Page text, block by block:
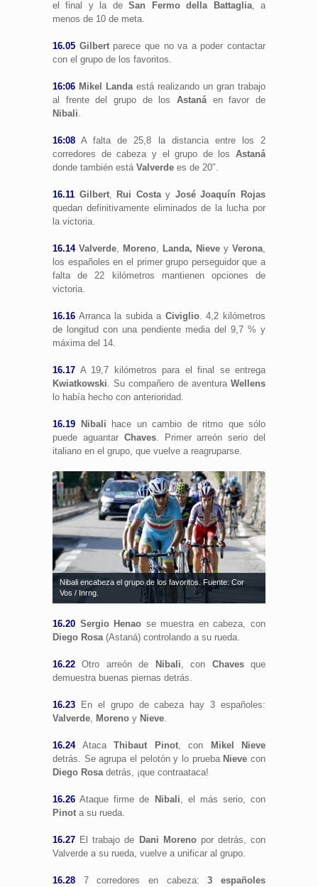
el final y la deSan Fermo della Battaglia, a
menos de 10 de meta.
16.05 Gilbertparece que no va a poder contactar
con el grupo de los favoritos.
16:06 Mikel Landaestá realizando un gran trabajo
al frente del grupo de los Astanáen favor de
Nibali.
16:08 A falta de 25,8 la distancia entre los 2
corredores de cabeza y el grupo de los Astaná
donde también está Valverde es de 20″.
16.11 Gilbert, Rui Costay José Joaquín Rojas
quedan definitivamente eliminados de la lucha por
la victoria.
16.14 Valverde, Moreno, Landa, Nieve y Verona,
los españoles en el primer grupo perseguidor que a
falta de 22 kilómetros mantienen opciones de
victoria.
16.16 Arranca la subida a Civiglio. 4,2 kilómetros
de longitud con una pendiente media del 9,7 % y
máxima del 14.
16.17 A 19,7 kilómetros para el final se entrega
Kwiatkowski. Su compañero de aventura Wellens
lo había hecho con anterioridad.
16.19 Nibali hace un cambio de ritmo que sólo
puede aguantar Chaves. Primer arreón serio del
italiano en el grupo, que vuelve a reagruparse.
Nibali encabeza el grupo de los favoritos. Fuente: Cor
Vos / Inrng.
16.20 Sergio Henao se muestra en cabeza, con
Diego Rosa(Astaná) controlando a su rueda.
16.22 Otro arreón de Nibali, con Chavesque
demuestra buenas piernas detrás.
16.23 En el grupo de cabeza hay 3 españoles:
Valverde, Moreno y Nieve.
16.24Ataca Thibaut Pinot, con
Mikel Nieve
detrás. Se agrupa el pelotón y lo prueba Nieve con
Diego Rosadetrás, ¡que contraataca!
16.26 Ataque firme de Nibali, el más serio, con
Pinot a su rueda.
16.27 El trabajo de Dani Morenopor detrás, con
Valverde a su rueda, vuelve a unificar al grupo.
16.28 7 corredores en cabeza: 3 españoles